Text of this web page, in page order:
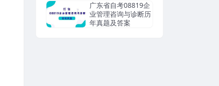
广东省自考08819企
业管理咨询与诊断历
年真题及答案